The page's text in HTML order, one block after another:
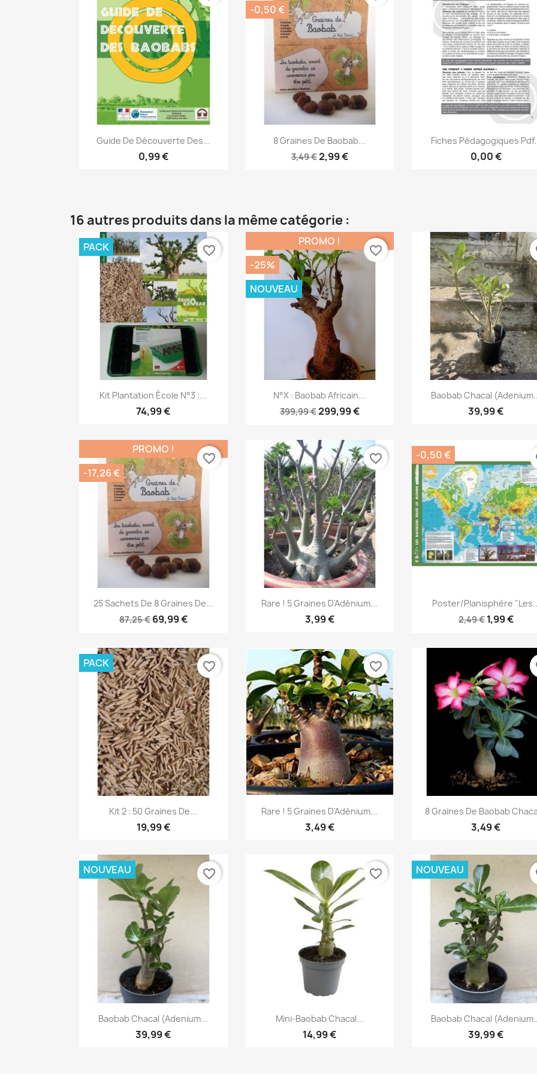
Aperçu rapide
Guide De Découverte Des...
0,99 €
Aperçu rapide
8 Graines De Baobab...
3,49 €2,99 €
-0,50 €
 Aperçu rapide
Fiches Pédagogiques
0,00 €
16 autres produits dans la même catégorie :
Aperçu rapide
Kit Plantation École N°3 :...
74,99 €
PACK favorite_border
 Aperçu rapide
N°X : Baobab Africain...
399,99 €299,99 €
PROMO !
-25%
NOUVEAU
favorite_border
Aperçu rapide
Baobab Chacal
39,99 €
Aperçu rapide
25 Sachets De 8 Graines De...
87,25 € 69,99 €
PROMO !
-17,26 €
favorite_border
Aperçu rapide
Rare ! 5 Graines D'Adénium...
3,99 €
favorite_border
Aperçu rapide
Poster/Planisphère
2,49 € 1,99 €
-0,50 €
Aperçu rapide
Kit 2 : 50 Graines De...
19,99 €
PACK favorite_border
Aperçu rapide
Rare ! 5 Graines D'Adénium...
3,49 €
favorite_border
Aperçu rapide
8 Graines De Baobab
3,49 €
Aperçu rapide
Baobab Chacal (adenium...
39,99 €
NOUVEAU favorite_border
 Aperçu rapide
Mini-Baobab Chacal...
14,99 €
favorite_border
Aperçu rapide
Baobab Chacal
39,99 €
NOUVEAU